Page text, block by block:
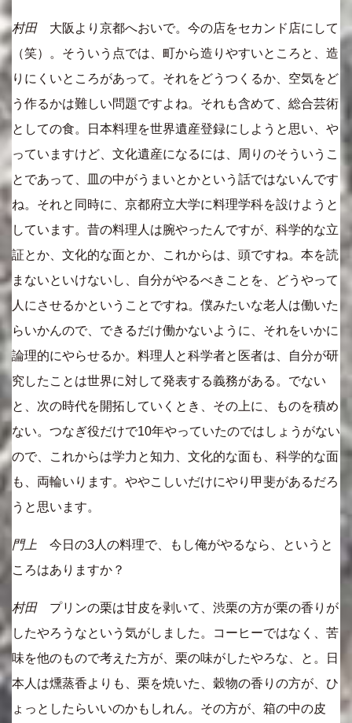
村田大阪より京都へおいで。今の店をセカンド店にして
（笑）。そういう点では、町から造りやすいところと、造
りにくいところがあって。それをどうつくるか、空気をど
う作るかは難しい問題ですよね。それも含めて、総合芸術
としての食。日本料理を世界遺産登録にしようと思い、や
っていますけど、文化遺産になるには、周りのそういうこ
とであって、皿の中がうまいとかという話ではないんです
ね。それと同時に、京都府立大学に料理学科を設けようと
しています。昔の料理人は腕やったんですが、科学的な立
証とか、文化的な面とか、これからは、頭ですね。本を読
まないといけないし、自分がやるべきことを、どうやって
人にさせるかということですね。僕みたいな老人は働いた
らいかんので、できるだけ働かないように、それをいかに
論理的にやらせるか。料理人と科学者と医者は、自分が研
究したことは世界に対して発表する義務がある。でない
と、次の時代を開拓していくとき、その上に、ものを積め
ない。つなぎ役だけで10年やっていたのではしょうがない
ので、これからは学力と知力、文化的な面も、科学的な面
も、両輪いります。ややこしいだけにやり甲斐があるだろ
うと思います。
門上 今日の3人の料理で、もし俺がやるなら、というと
ころはありますか？
村田プリンの栗は甘皮を剥いて、渋栗の方が栗の香りが
したやろうなという気がしました。コーヒーではなく、苦
味を他のもので考えた方が、栗の味がしたやろな、と。日
本人は燻蒸香よりも、栗を焼いた、穀物の香りの方が、ひ
ょっとしたらいいのかもしれん。その方が、箱の中の皮